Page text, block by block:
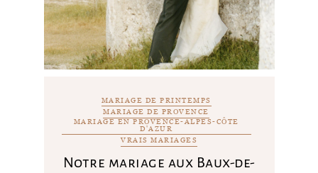
MARIAGE DE PRINTEMPS
MARIAGE DE PROVENCE
MARIAGE EN PROVENCE-ALPES-CÔTE
D'AZUR
VRAIS MARIAGES
Notre mariage aux Baux-de-